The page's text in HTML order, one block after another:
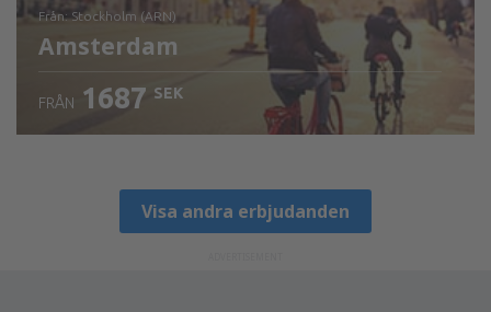
från: Stockholm (ARN)
Amsterdam
FRÅN 1687 SEK
Visa andra erbjudanden